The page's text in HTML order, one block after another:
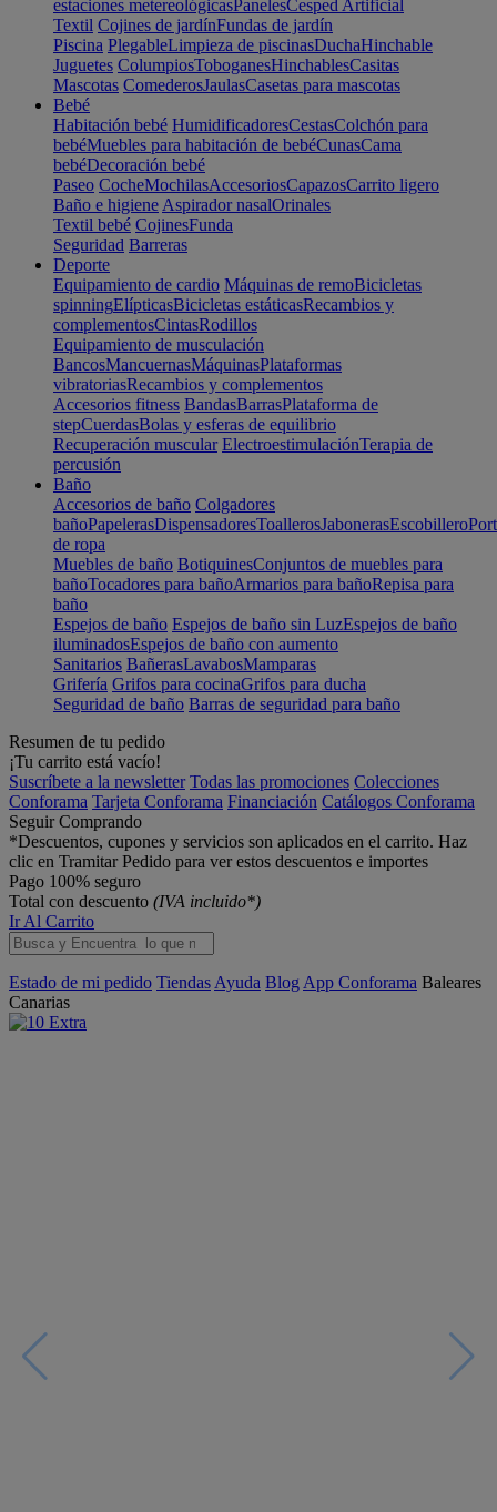
estaciones metereológicasPanelesCesped Artificial
Textil Cojines de jardínFundas de jardín
Piscina PlegableLimpieza de piscinasDuchaHinchable
Juguetes ColumpiosToboganesHinchablesCasitas
Mascotas ComederosJaulasCasetas para mascotas
Bebé
Habitación bebé HumidificadoresCestasColchón para
bebéMuebles para habitación de bebéCunasCama
bebéDecoración bebé
Paseo CocheMochilasAccesoriosCapazosCarrito ligero
Baño e higiene Aspirador nasalOrinales
Textil bebé CojinesFunda
Seguridad Barreras
Deporte
Equipamiento de cardio Máquinas de remoBicicletas
spinningElípticasBicicletas estáticasRecambios y
complementosCintasRodillos
Equipamiento de musculación
BancosMancuernasMáquinasPlataformas
vibratoriasRecambios y complementos
Accesorios fitness BandasBarrasPlataforma de
stepCuerdasBolas y esferas de equilibrio
Recuperación muscular ElectroestimulaciónTerapia de
percusión
Baño
Accesorios de baño Colgadores
bañoPapelerasDispensadoresToallerosJabonerasEscobillero
de ropa
Muebles de baño BotiquinesConjuntos de muebles para
bañoTocadores para bañoArmarios para bañoRepisa para
baño
Espejos de baño Espejos de baño sin LuzEspejos de baño
iluminadosEspejos de baño con aumento
Sanitarios BañerasLavabosMamparas
Grifería Grifos para cocinaGrifos para ducha
Seguridad de baño Barras de seguridad para baño
Resumen de tu pedido
¡Tu carrito está vacío!
Suscríbete a la newsletter Todas las promociones Colecciones
Conforama Tarjeta Conforama Financiación Catálogos Conforama
Seguir Comprando
*Descuentos, cupones y servicios son aplicados en el carrito. Haz
clic en Tramitar Pedido para ver estos descuentos e importes
Pago 100% seguro
Total con descuento (IVA incluido*)
Ir Al Carrito
Estado de mi pedido Tiendas Ayuda Blog App Conforama Baleares
Canarias